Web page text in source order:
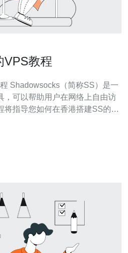
VPS教程
一
，可以帮助用户在网络上自由访
将指导您如何在香港搭建SS的
云、腾讯云等。选择时，需要